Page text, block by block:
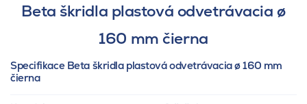
Beta škridla plastová odvetrávacia ø
160 mm čierna
Specifikace Beta škridla plastová odvetrávacia ø 160 mm
čierna